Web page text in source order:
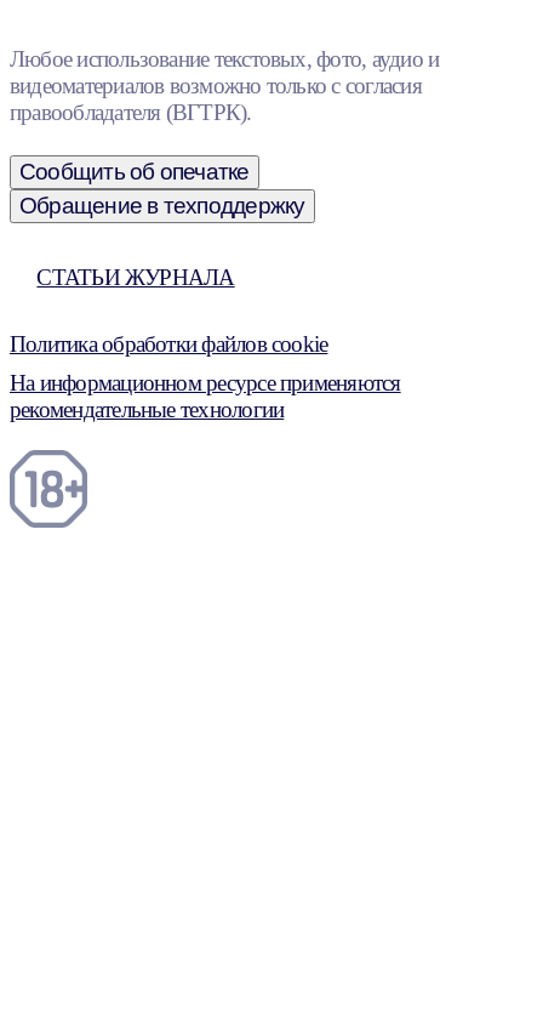
Любое использование текстовых, фото, аудио и
видеоматериалов возможно только с согласия
правообладателя (ВГТРК).
Сообщить об опечатке
Обращение в техподдержку
СТАТЬИ ЖУРНАЛА
Политика обработки файлов cookie
На информационном ресурсе применяются
рекомендательные технологии